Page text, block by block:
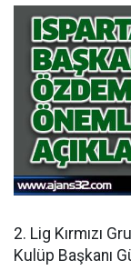
2. Lig Kırmızı
Kulüp Başkanı